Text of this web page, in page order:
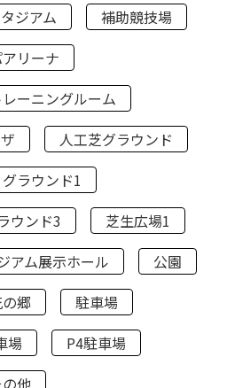
ジアム
補助競技場
リーナ
レーニングルーム
人工芝グラウンド
グラウンド1
ウンド3
芝生広場1
アム展示ホール
公園
郷
駐車場
場
P4駐車場
の他